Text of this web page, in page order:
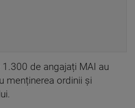
1.300 de angajați MAI au
menținerea ordinii și